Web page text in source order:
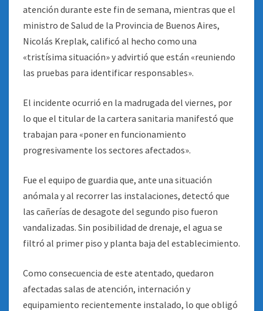
atención durante este fin de semana, mientras que el
ministro de Salud de la Provincia de Buenos Aires,
Nicolás Kreplak, calificó al hecho como una
«tristísima situación» y advirtió que están «reuniendo
las pruebas para identificar responsables».
El incidente ocurrió en la madrugada del viernes, por
lo que el titular de la cartera sanitaria manifestó que
trabajan para «poner en funcionamiento
progresivamente los sectores afectados».
Fue el equipo de guardia que, ante una situación
anómala y al recorrer las instalaciones, detectó que
las cañerías de desagote del segundo piso fueron
vandalizadas. Sin posibilidad de drenaje, el agua se
filtró al primer piso y planta baja del establecimiento.
Como consecuencia de este atentado, quedaron
afectadas salas de atención, internación y
equipamiento recientemente instalado, lo que obligó